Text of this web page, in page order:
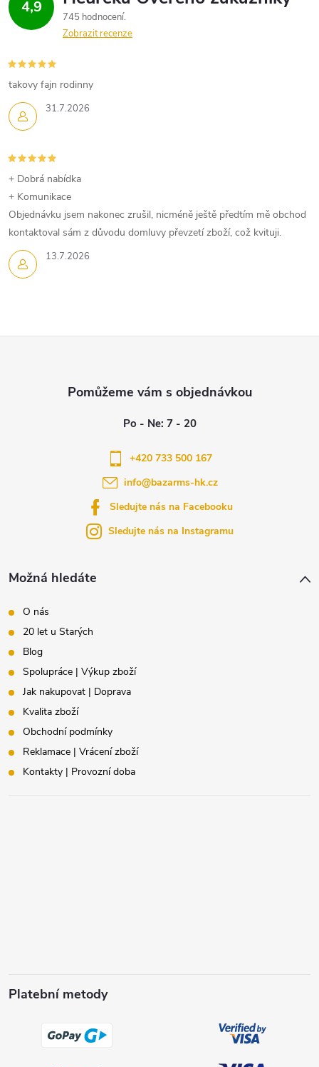
4,9
745 hodnocení
Zobrazit recenze
31.7.2026
takovy fajn rodinny
13.7.2026
+ Dobrá nabídka
+ Komunikace
Objednávku jsem nakonec zrušil, nicméně ještě předtím mě obchod
kontaktoval sám z důvodu domluvy převzetí zboží, což kvituji.
Možná hledáte
O nás
20 let u Starých
Blog
Spolupráce | Výkup zboží
Jak nakupovat | Doprava
Kvalita zboží
Obchodní podmínky
Reklamace | Vrácení zboží
Kontakty | Provozní doba
Platební metody
info@bazarms-hk.cz
+420 733 500 167
Sledujte nás na Facebooku
Sledujte nás na Instagramu